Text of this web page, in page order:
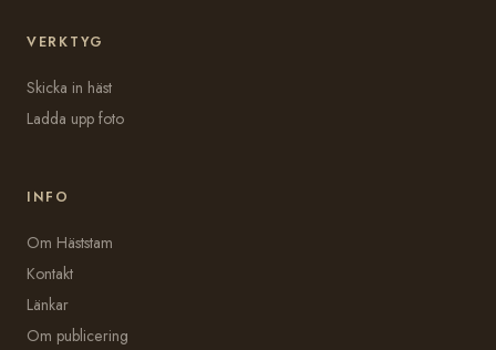
VERKTYG
Skicka in häst
Ladda upp foto
INFO
Om Häststam
Kontakt
Länkar
Om publicering